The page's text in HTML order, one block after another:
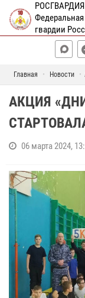
РОСГВАРДИЯ
гвардии
Главная Новости
АКЦИЯ
06 марта 2024,